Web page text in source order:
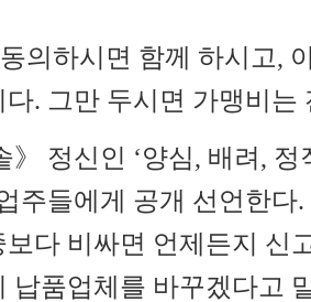
의하시면 함께 하시고,
다. 그만 두시면 가맹비는
》 정신인 ‘양심, 배려 , 정
주들에게 공개 선언한다.
보다 비싸면 언제든지 신
납품업체를 바꾸겠다고